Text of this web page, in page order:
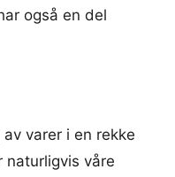
også en del
varer i en rekke
naturligvis våre